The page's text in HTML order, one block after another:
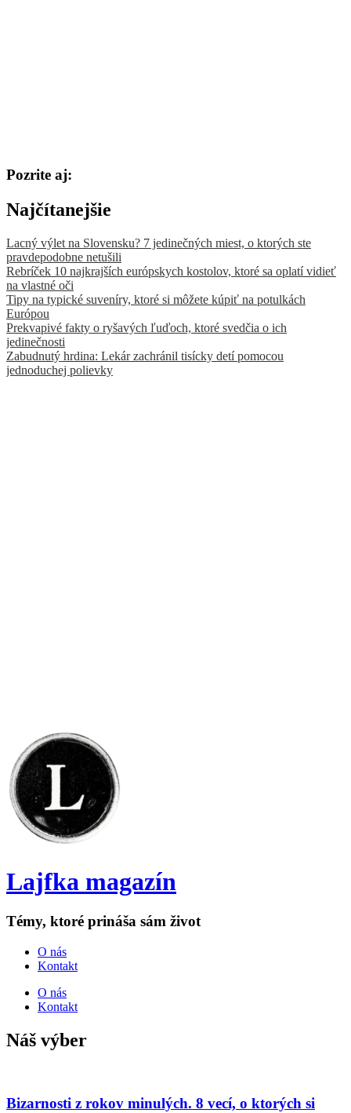
Pozrite aj:
Najčítanejšie
Lacný výlet na Slovensku? 7 jedinečných miest, o ktorých ste
pravdepodobne netušili
Rebríček 10 najkrajších európskych kostolov, ktoré sa oplatí vidieť
na vlastné oči
Tipy na typické suveníry, ktoré si môžete kúpiť na potulkách
Európou
Prekvapivé fakty o ryšavých ľuďoch, ktoré svedčia o ich
jedinečnosti
Zabudnutý hrdina: Lekár zachránil tisícky detí pomocou
jednoduchej polievky
Lajfka magazín
Témy, ktoré prináša sám život
O nás
Kontakt
O nás
Kontakt
Náš výber
Bizarnosti z rokov minulých. 8 vecí, o ktorých si